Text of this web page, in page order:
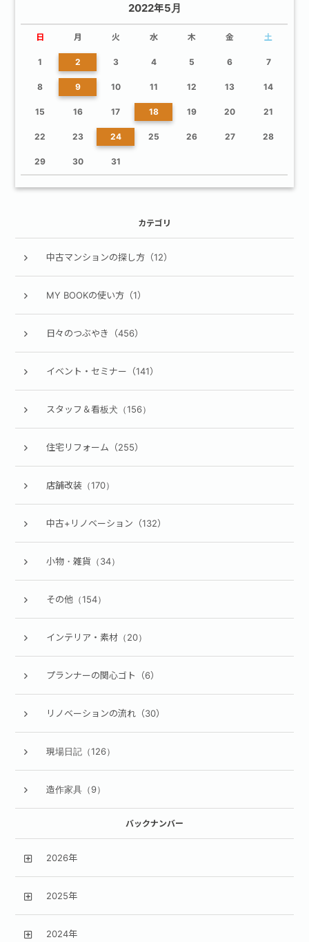
2022年5月
日 月 火 水 木 金 土
1 2 3 4 5 6 7
8 9 10 11 12 13 14
15 16 17 18 19 20 21
22 23 24 25 26 27 28
29 30 31
カテゴリ
中古マンションの探し方（12）
MY BOOKの使い方（1）
日々のつぶやき（456）
イベント・セミナー（141）
スタッフ＆看板犬（156）
住宅リフォーム（255）
店舗改装（170）
中古+リノベーション（132）
小物・雑貨（34）
その他（154）
インテリア・素材（20）
プランナーの関心ゴト（6）
リノベーションの流れ（30）
現場日記（126）
造作家具（9）
バックナンバー
2026年
2025年
2024年